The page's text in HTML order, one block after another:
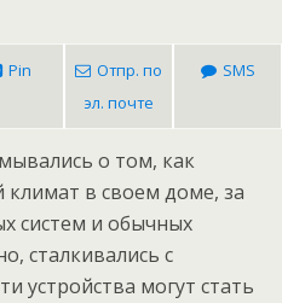
Pin
Отпр. по
эл. почте
SMS
о том, как
в своем доме, за
систем и обычных
сталкивались с
устройства могут стать